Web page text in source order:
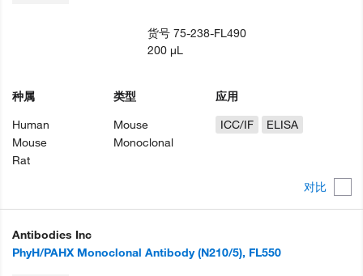
对比
种属
Human
Mouse
Rat
类型
Mouse
Monoclonal
应用
ICC/IF
ELISA
货号75-238-FL490
200 µL
Antibodies Inc
PhyH/PAHX Monoclonal Antibody (N210/5), FL550